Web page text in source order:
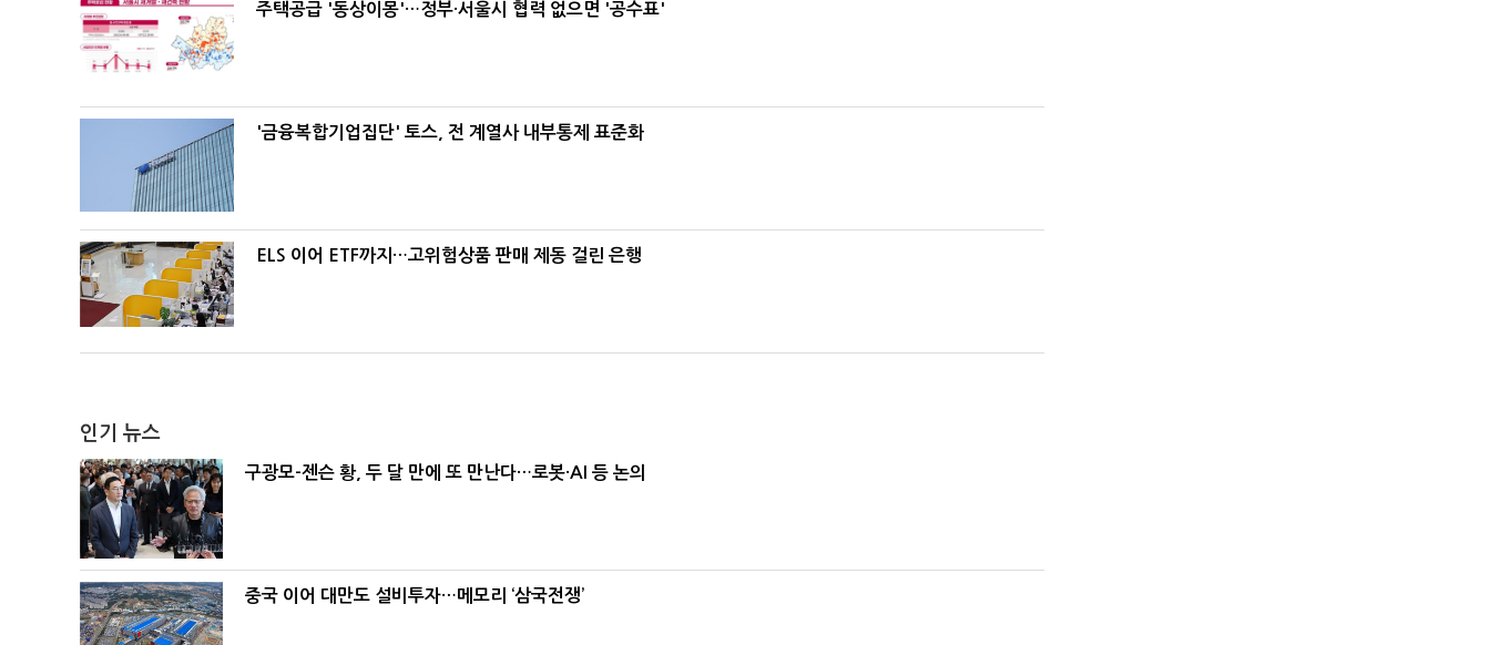
주택공급 '동상이몽'…정부·서울시 협력 없으면 '공수표'
'금융복합기업집단' 토스, 전 계열사 내부통제 표준화
ELS 이어 ETF까지…고위험상품 판매 제동 걸린 은행
인기 뉴스
구광모-젠슨 황, 두 달 만에 또 만난다…로봇·AI 등 논의
중국 이어 대만도 설비투자…메모리 ‘삼국전쟁’